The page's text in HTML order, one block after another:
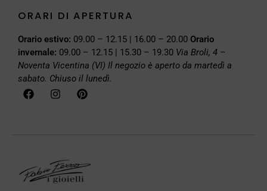
ORARI DI APERTURA
Orario estivo: 09.00 – 12.15 | 16.00 – 20.00 Orario
invernale: 09.00 – 12.15 | 15.30 – 19.30 Via Broli, 4 –
Noventa Vicentina (VI) Il negozio è aperto da martedì a
sabato. Chiuso il lunedì.